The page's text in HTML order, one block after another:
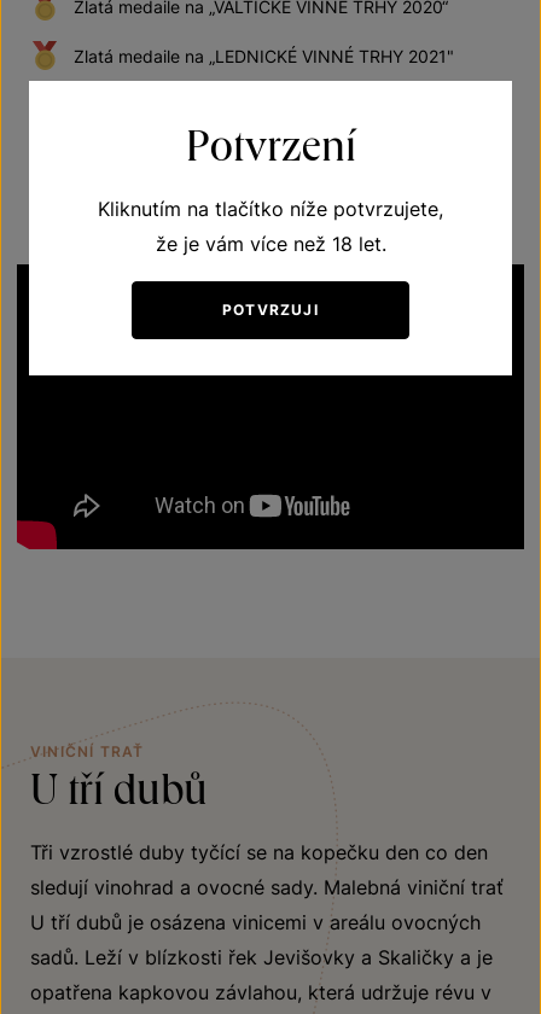
Zlatá medaile na „VALTICKÉ VINNÉ TRHY 2020“
Zlatá medaile na „LEDNICKÉ VINNÉ TRHY 2021"
Zobrazit všechna ocenění
VINIČNÍ TRAŤ
U tří dubů
Tři vzrostlé duby tyčící se na kopečku den co den
sledují vinohrad a ovocné sady. Malebná viniční trať
U tří dubů je osázena vinicemi v areálu ovocných
sadů. Leží v blízkosti řek Jevišovky a Skaličky a je
opatřena kapkovou závlahou, která udržuje révu v
Potvrzení
Kliknutím na tlačítko níže potvrzujete,
že je vám více než 18 let.
POTVRZUJI